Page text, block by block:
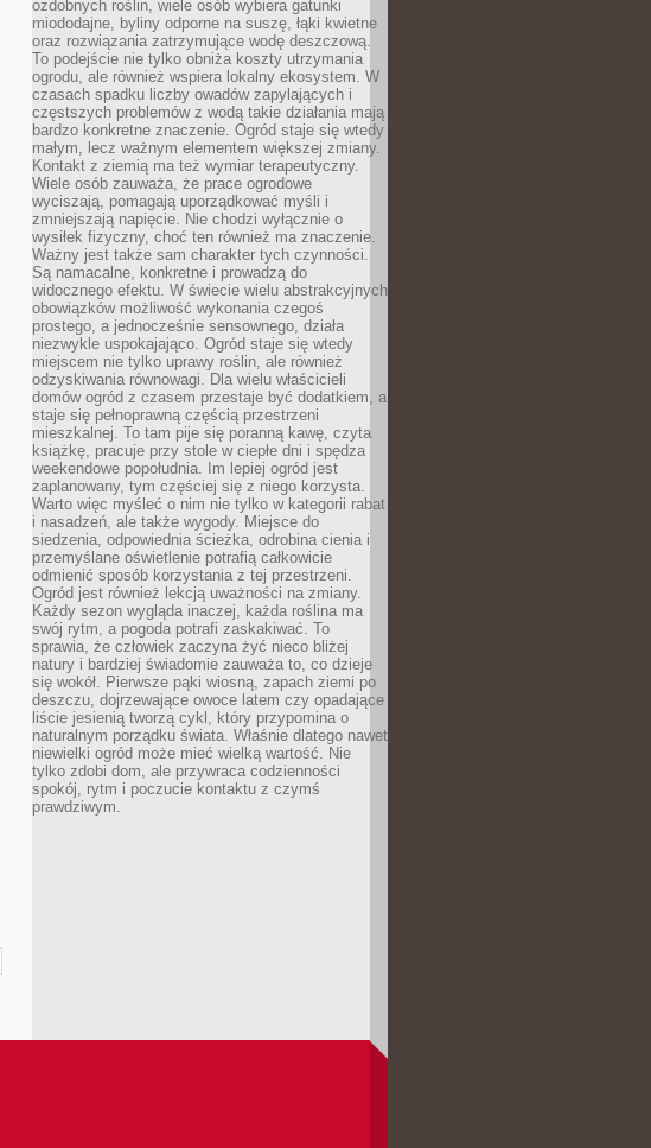
ozdobnych roślin, wiele osób wybiera gatunki
miododajne, byliny odporne na suszę, łąki kwietne
oraz rozwiązania zatrzymujące wodę deszczową.
To podejście nie tylko obniża koszty utrzymania
ogrodu, ale również wspiera lokalny ekosystem. W
czasach spadku liczby owadów zapylających i
częstszych problemów z wodą takie działania mają
bardzo konkretne znaczenie. Ogród staje się wtedy
małym, lecz ważnym elementem większej zmiany.
Kontakt z ziemią ma też wymiar terapeutyczny.
Wiele osób zauważa, że prace ogrodowe
wyciszają, pomagają uporządkować myśli i
zmniejszają napięcie. Nie chodzi wyłącznie o
wysiłek fizyczny, choć ten również ma znaczenie.
Ważny jest także sam charakter tych czynności.
Są namacalne, konkretne i prowadzą do
widocznego efektu. W świecie wielu abstrakcyjnych
obowiązków możliwość wykonania czegoś
prostego, a jednocześnie sensownego, działa
niezwykle uspokajająco. Ogród staje się wtedy
miejscem nie tylko uprawy roślin, ale również
odzyskiwania równowagi. Dla wielu właścicieli
domów ogród z czasem przestaje być dodatkiem, a
staje się pełnoprawną częścią przestrzeni
mieszkalnej. To tam pije się poranną kawę, czyta
książkę, pracuje przy stole w ciepłe dni i spędza
weekendowe popołudnia. Im lepiej ogród jest
zaplanowany, tym częściej się z niego korzysta.
Warto więc myśleć o nim nie tylko w kategorii rabat
i nasadzeń, ale także wygody. Miejsce do
siedzenia, odpowiednia ścieżka, odrobina cienia i
przemyślane oświetlenie potrafią całkowicie
odmienić sposób korzystania z tej przestrzeni.
Ogród jest również lekcją uważności na zmiany.
Każdy sezon wygląda inaczej, każda roślina ma
swój rytm, a pogoda potrafi zaskakiwać. To
sprawia, że człowiek zaczyna żyć nieco bliżej
natury i bardziej świadomie zauważa to, co dzieje
się wokół. Pierwsze pąki wiosną, zapach ziemi po
deszczu, dojrzewające owoce latem czy opadające
liście jesienią tworzą cykl, który przypomina o
naturalnym porządku świata. Właśnie dlatego nawet
niewielki ogród może mieć wielką wartość. Nie
tylko zdobi dom, ale przywraca codzienności
spokój, rytm i poczucie kontaktu z czymś
prawdziwym.